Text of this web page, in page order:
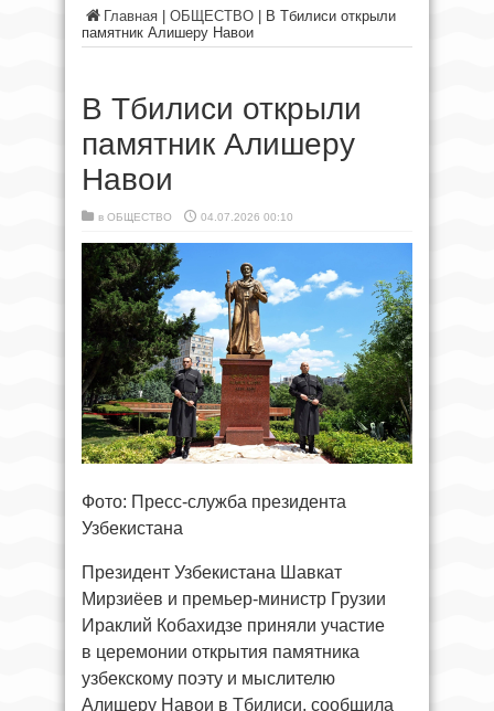
Главная ОБЩЕСТВО
В Тбилиси открыли
памятник Алишеру Навои
В Тбилиси открыли
памятник Алишеру
Навои
в ОБЩЕСТВО 04.07.2026 00:10
Фото: Пресс-служба президента
Узбекистана
Президент Узбекистана Шавкат
Мирзиёев и премьер-министр Грузии
Ираклий Кобахидзе приняли участие
в церемонии открытия памятника
узбекскому поэту и мыслителю
Алишеру Навои в Тбилиси, сообщила